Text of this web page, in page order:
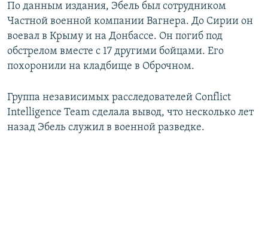
По данным издания, Эбель был сотрудником
Частной военной компании Вагнера. До Сирии он
воевал в Крыму и на Донбассе. Он погиб под
обстрелом вместе с 17 другими бойцами. Его
похоронили на кладбище в Оброчном.
Группа независимых расследователей Conflict
Intelligence Team сделала вывод, что несколько лет
назад Эбель служил в военной разведке.